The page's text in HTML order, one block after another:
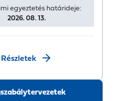
egyeztetés határideje:
2026. 08. 13.
Részletek